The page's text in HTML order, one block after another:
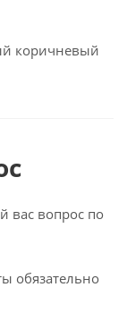
коричневый
вас вопрос по
обязательно